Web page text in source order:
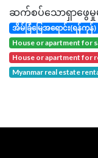
ဆက်စပ်သောရှာဖွေမှုမ
အိမ်ခြံမြေအရောင်း(ရန်ကုန်)
house or apartment for
house or apartment for
Myanmar real estate